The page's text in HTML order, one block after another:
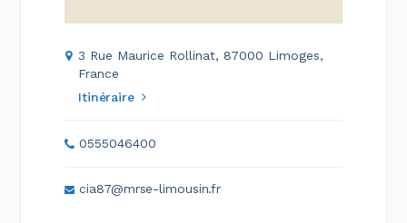
3 Rue Maurice Rollinat, 87000 Limoges,
France
Itinéraire
0555046400
cia87@mrse-limousin.fr